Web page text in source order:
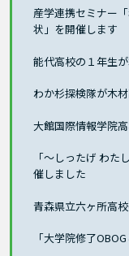
産学連携セミナー
状」を開催します
能代高校の１年生
わか杉探検隊が木
大館国際情報学院
「～しったげ わた
催しました
青森県立六ヶ所高
「大学院修了